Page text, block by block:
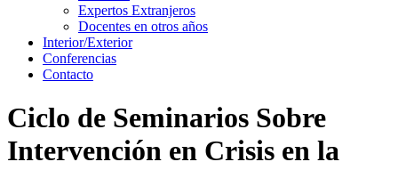
Expertos Extranjeros
Docentes en otros años
Interior/Exterior
Conferencias
Contacto
Ciclo de Seminarios Sobre
Intervención en Crisis en la